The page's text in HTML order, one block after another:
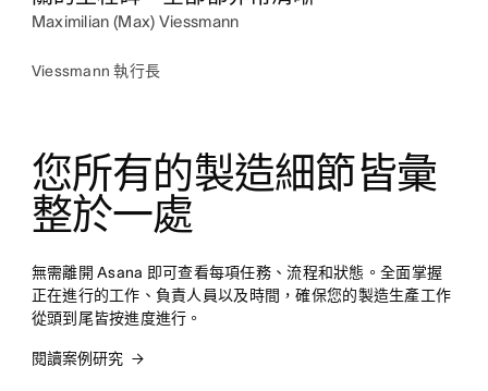
Maximilian (Max) Viessmann
Viessmann 執行長
您所有的製造細節皆彙
整於一處
無需離開 Asana 即可查看每項任務、流程和狀態。全面掌握
正在進行的工作、負責人員以及時間，確保您的製造生產工作
從頭到尾皆按進度進行。
閱讀案例研究